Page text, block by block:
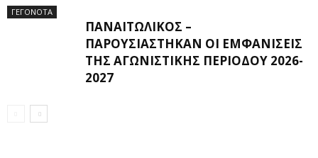
ΓΕΓΟΝΟΤΑ
ΠΑΝΑΙΤΩΛΙΚΌΣ –
ΠΑΡΟΥΣΙΆΣΤΗΚΑΝ ΟΙ ΕΜΦΑΝΊΣΕΙΣ
ΤΗΣ ΑΓΩΝΙΣΤΙΚΉΣ ΠΕΡΙΌΔΟΥ 2026-
2027